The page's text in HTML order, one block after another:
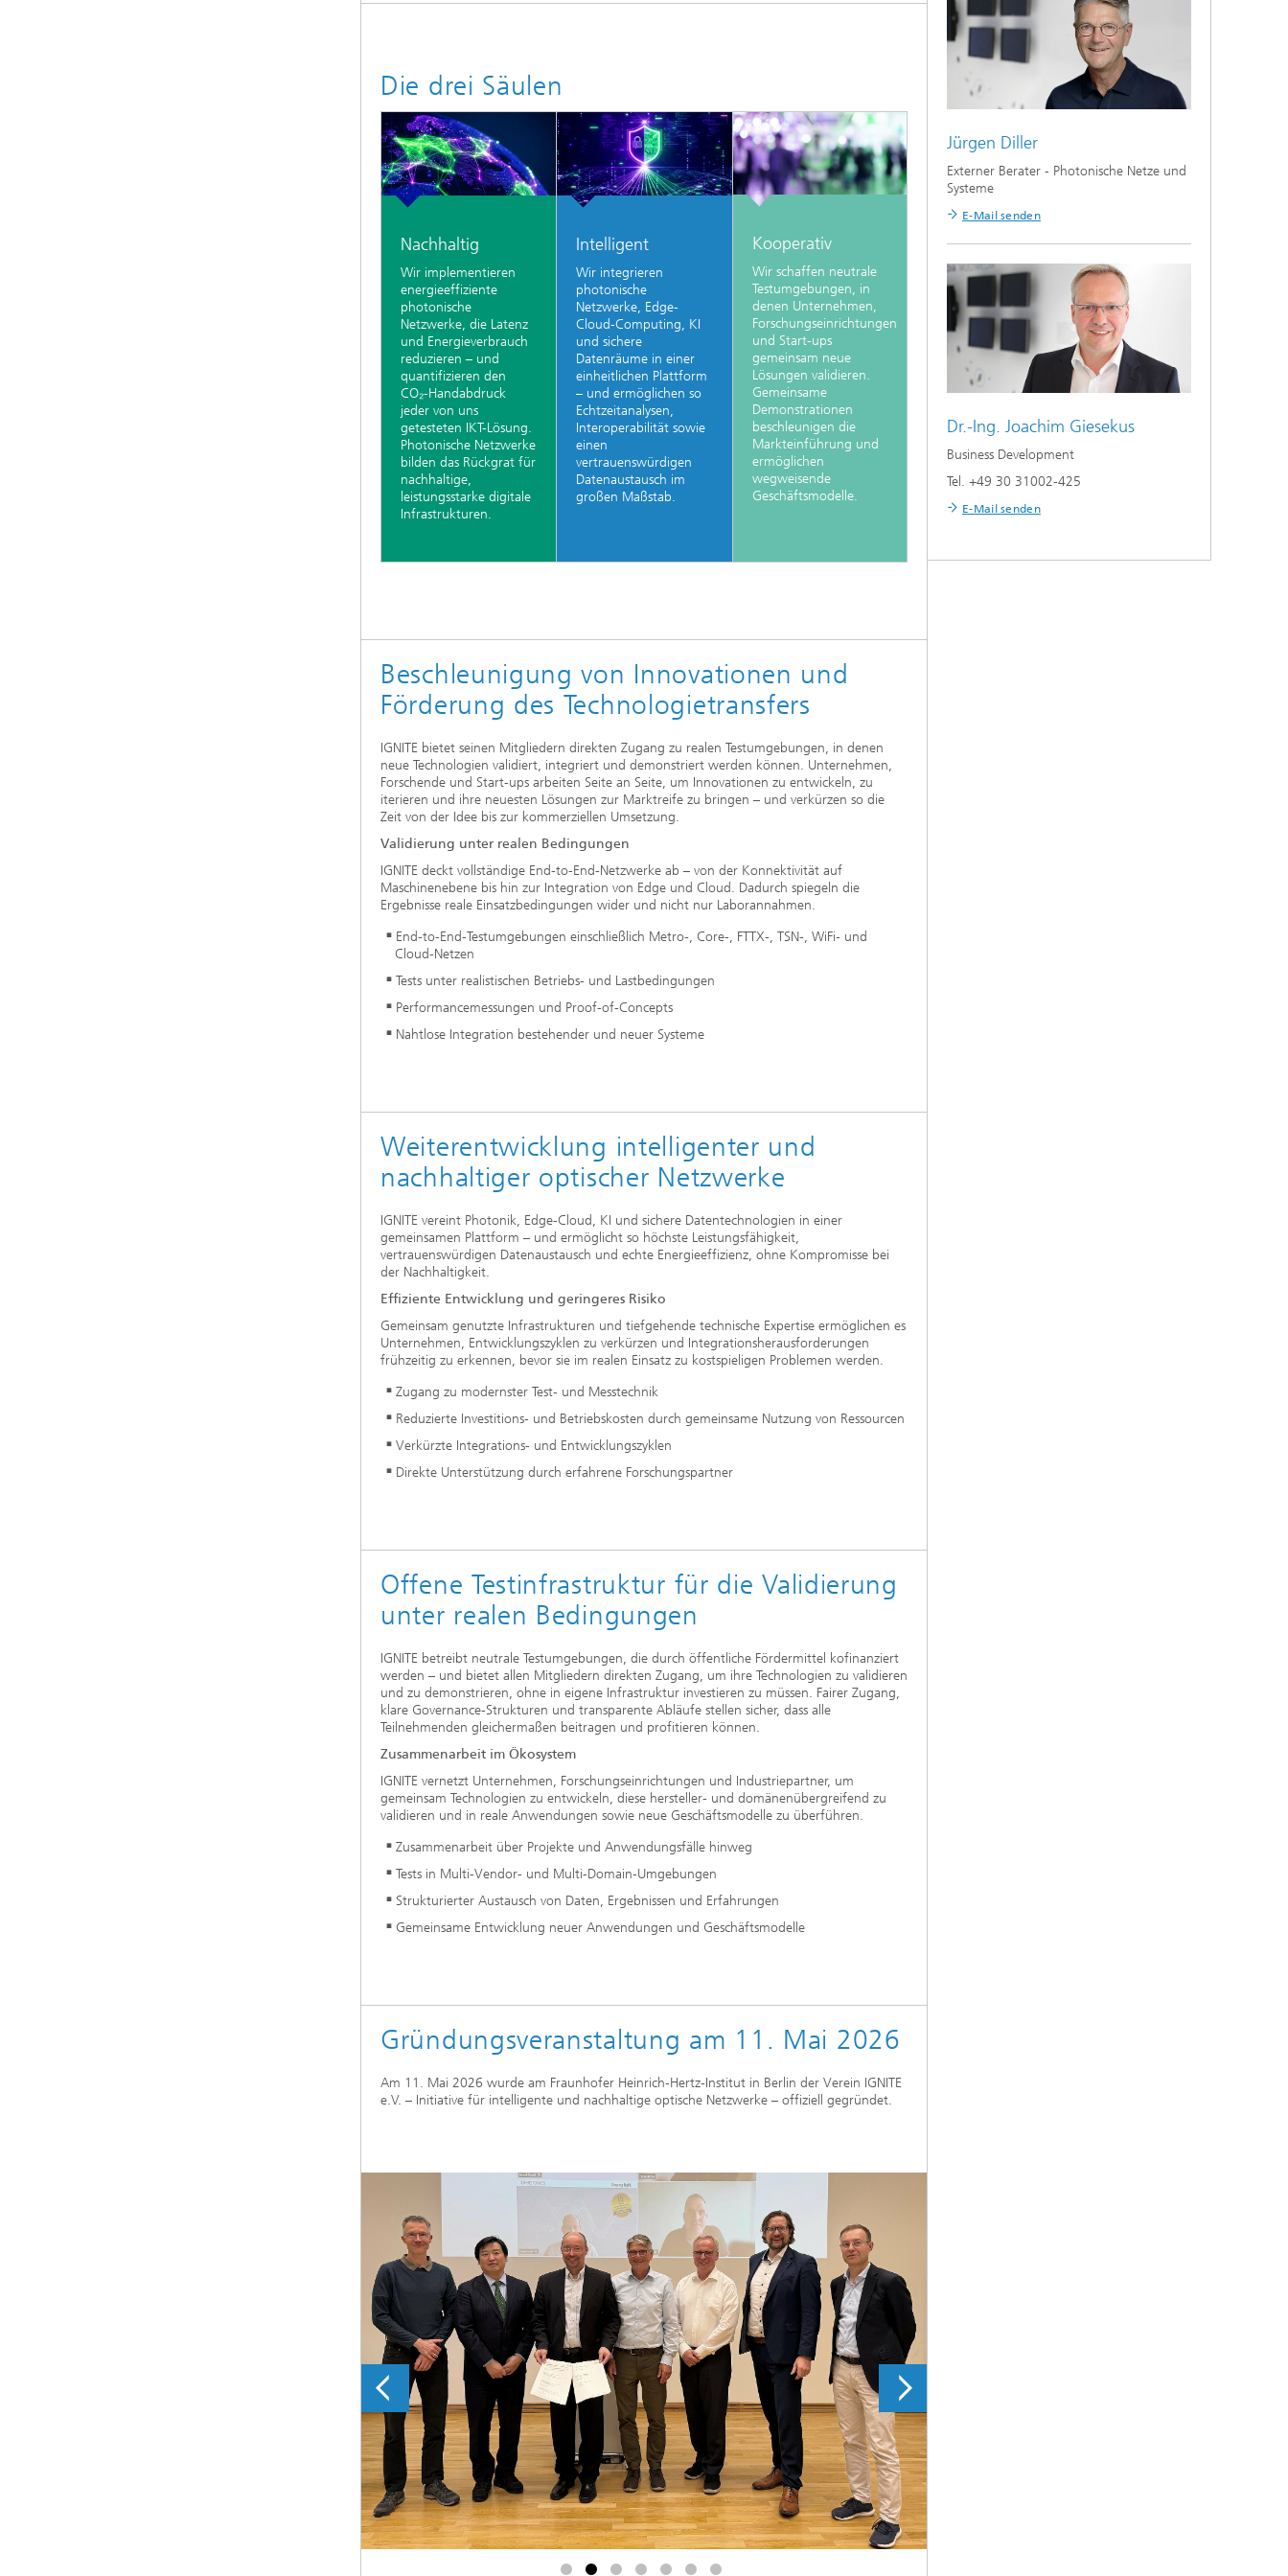
Die drei Säulen
Nachhaltig
Wir implementieren
energieeffiziente
photonische
Netzwerke, die Latenz
und Energieverbrauch
reduzieren – und
quantifizieren den
CO₂-Handabdruck
jeder von uns
getesteten IKT-Lösung.
Photonische Netzwerke
bilden das Rückgrat für
nachhaltige,
leistungsstarke digitale
Infrastrukturen.
Intelligent
Wir integrieren
photonische
Netzwerke, Edge-
Cloud-Computing, KI
und sichere
Datenräume in einer
einheitlichen Plattform
– und ermöglichen so
Echtzeitanalysen,
Interoperabilität sowie
einen
vertrauenswürdigen
Datenaustausch im
großen Maßstab.
Kooperativ
Wir schaffen neutrale
Testumgebungen, in
denen Unternehmen,
Forschungseinrichtungen
und Start-ups
gemeinsam neue
Lösungen validieren.
Gemeinsame
Demonstrationen
beschleunigen die
Markteinführung und
ermöglichen
wegweisende
Geschäftsmodelle.
Beschleunigung von Innovationen und
Förderung des Technologietransfers
IGNITE bietet seinen Mitgliedern direkten Zugang zu realen Testumgebungen, in denen
neue Technologien validiert, integriert und demonstriert werden können. Unternehmen,
Forschende und Start-ups arbeiten Seite an Seite, um Innovationen zu entwickeln, zu
iterieren und ihre neuesten Lösungen zur Marktreife zu bringen – und verkürzen so die
Zeit von der Idee bis zur kommerziellen Umsetzung.
Validierung unter realen Bedingungen
IGNITE deckt vollständige End-to-End-Netzwerke ab – von der Konnektivität auf
Maschinenebene bis hin zur Integration von Edge und Cloud. Dadurch spiegeln die
Ergebnisse reale Einsatzbedingungen wider und nicht nur Laborannahmen.
End-to-End-Testumgebungen einschließlich Metro-, Core-, FTTX-, TSN-, WiFi- und
Cloud-Netzen
Tests unter realistischen Betriebs- und Lastbedingungen
Performancemessungen und Proof-of-Concepts
Nahtlose Integration bestehender und neuer Systeme
Weiterentwicklung intelligenter und
nachhaltiger optischer Netzwerke
IGNITE vereint Photonik, Edge-Cloud, KI und sichere Datentechnologien in einer
gemeinsamen Plattform – und ermöglicht so höchste Leistungsfähigkeit,
vertrauenswürdigen Datenaustausch und echte Energieeffizienz, ohne Kompromisse bei
der Nachhaltigkeit.
Effiziente Entwicklung und geringeres Risiko
Gemeinsam genutzte Infrastrukturen und tiefgehende technische Expertise ermöglichen es
Unternehmen, Entwicklungszyklen zu verkürzen und Integrationsherausforderungen
frühzeitig zu erkennen, bevor sie im realen Einsatz zu kostspieligen Problemen werden.
Zugang zu modernster Test- und Messtechnik
Reduzierte Investitions- und Betriebskosten durch gemeinsame Nutzung von Ressourcen
Verkürzte Integrations- und Entwicklungszyklen
Direkte Unterstützung durch erfahrene Forschungspartner
Offene Testinfrastruktur für die Validierung
unter realen Bedingungen
IGNITE betreibt neutrale Testumgebungen, die durch öffentliche Fördermittel kofinanziert
werden – und bietet allen Mitgliedern direkten Zugang, um ihre Technologien zu validieren
und zu demonstrieren, ohne in eigene Infrastruktur investieren zu müssen. Fairer Zugang,
klare Governance-Strukturen und transparente Abläufe stellen sicher, dass alle
Teilnehmenden gleichermaßen beitragen und profitieren können.
Zusammenarbeit im Ökosystem
IGNITE vernetzt Unternehmen, Forschungseinrichtungen und Industriepartner, um
gemeinsam Technologien zu entwickeln, diese hersteller- und domänenübergreifend zu
validieren und in reale Anwendungen sowie neue Geschäftsmodelle zu überführen.
Zusammenarbeit über Projekte und Anwendungsfälle hinweg
Tests in Multi-Vendor- und Multi-Domain-Umgebungen
Strukturierter Austausch von Daten, Ergebnissen und Erfahrungen
Gemeinsame Entwicklung neuer Anwendungen und Geschäftsmodelle
Gründungsveranstaltung am 11. Mai 2026
Am 11. Mai 2026 wurde am Fraunhofer Heinrich-Hertz-Institut in Berlin der Verein IGNITE
e.V. – Initiative für intelligente und nachhaltige optische Netzwerke – offiziell gegründet.
Jürgen Diller
Externer Berater - Photonische Netze und
Systeme
E-Mail senden
Dr.-Ing. Joachim Giesekus
Business Development
Tel. +49 30 31002-425
E-Mail senden